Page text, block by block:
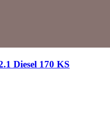
Diesel 170 KS